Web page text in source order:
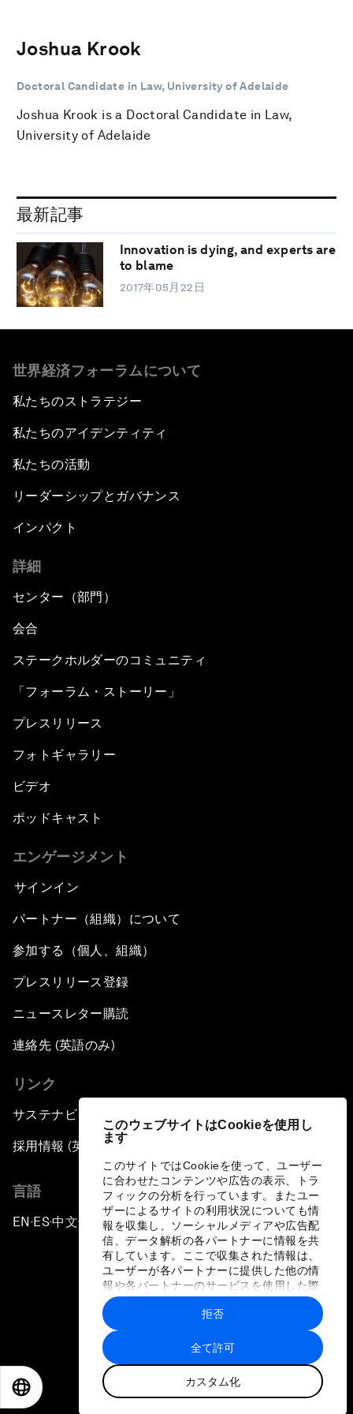
このウェブサイトはCookieを使用し
ます
このサイトではCookieを使って、ユーザー
に合わせたコンテンツや広告の表示、トラ
フィックの分析を行っています。またユー
ザーによるサイトの利用状況についても情
報を収集し、ソーシャルメディアや広告配
信、データ解析の各パートナーに情報を共
有しています。ここで収集された情報は、
ユーザーが各パートナーに提供した他の情
報や各パートナーのサービスを使用した際
に収集された情報と組み合わされ、各パー
トナーによって使用されることがありま
す。
全て許可
カスタム化
拒否
Joshua Krook
Doctoral Candidate in Law, University of Adelaide
Joshua Krook is a Doctoral Candidate in Law,
University of Adelaide
最新記事
Innovation is dying, and experts are
to blame
2017年05月22日
世界経済フォーラムについて
私たちのストラテジー
私たちのアイデンティティ
私たちの活動
リーダーシップとガバナンス
インパクト
詳細
センター（部門）
会合
ステークホルダーのコミュニティ
「フォーラム・ストーリー」
プレスリリース
フォトギャラリー
ビデオ
ポッドキャスト
エンゲージメント
サインイン
パートナー（組織）について
参加する（個人、組織）
プレスリリース登録
ニュースレター購読
連絡先 (英語のみ)
リンク
サステナビリティへの取り組み
採用情報 (英語のみ)
言語
EN ▪ES▪中文▪ 日本語
プライバシーポリシーと利用規約
サイトマップ
©
世界経済フォーラム